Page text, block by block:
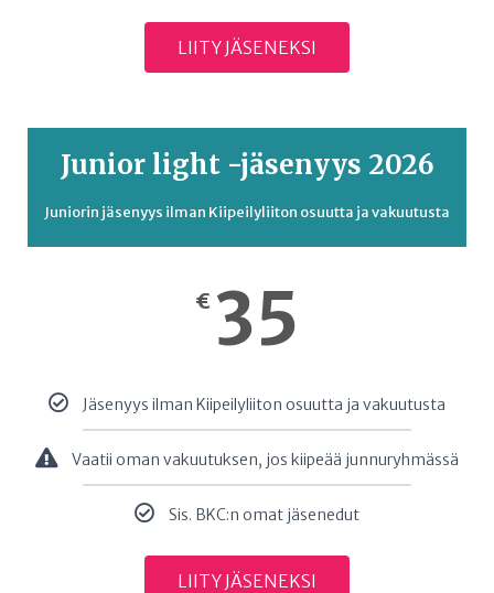
LIITY JÄSENEKSI
Junior light -jäsenyys 2026
Juniorin jäsenyys ilman Kiipeilyliiton osuutta ja vakuutusta
€ 35
Jäsenyys ilman Kiipeilyliiton osuutta ja vakuutusta
Vaatii oman vakuutuksen, jos kiipeää junnuryhmässä
Sis. BKC:n omat jäsenedut
LIITY JÄSENEKSI